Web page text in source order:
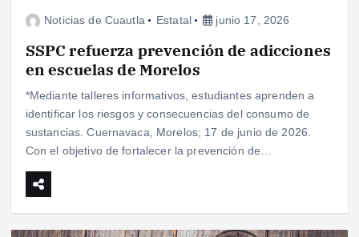
Noticias de Cuautla Estatal junio 17, 2026
SSPC refuerza prevención de adicciones
en escuelas de Morelos
*Mediante talleres informativos, estudiantes aprenden a
identificar los riesgos y consecuencias del consumo de
sustancias. Cuernavaca, Morelos; 17 de junio de 2026.
Con el objetivo de fortalecer la prevención de…